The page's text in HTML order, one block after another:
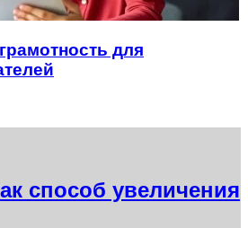
для
способ увеличения